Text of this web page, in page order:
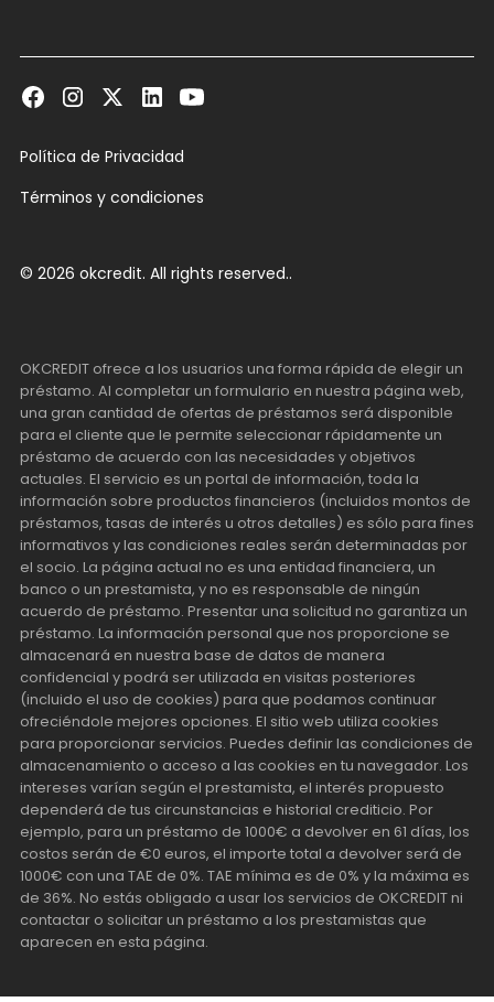
© 2026 okcredit. All rights reserved..
Política de Privacidad
Términos y condiciones
OKCREDIT ofrece a los usuarios una forma rápida de elegir un
préstamo. Al completar un formulario en nuestra página web,
una gran cantidad de ofertas de préstamos será disponible
para el cliente que le permite seleccionar rápidamente un
préstamo de acuerdo con las necesidades y objetivos
actuales. El servicio es un portal de información, toda la
información sobre productos financieros (incluidos montos de
préstamos, tasas de interés u otros detalles) es sólo para fines
informativos y las condiciones reales serán determinadas por
el socio. La página actual no es una entidad financiera, un
banco o un prestamista, y no es responsable de ningún
acuerdo de préstamo. Presentar una solicitud no garantiza un
préstamo. La información personal que nos proporcione se
almacenará en nuestra base de datos de manera
confidencial y podrá ser utilizada en visitas posteriores
(incluido el uso de cookies) para que podamos continuar
ofreciéndole mejores opciones. El sitio web utiliza cookies
para proporcionar servicios. Puedes definir las condiciones de
almacenamiento o acceso a las cookies en tu navegador. Los
intereses varían según el prestamista, el interés propuesto
dependerá de tus circunstancias e historial crediticio. Por
ejemplo, para un préstamo de 1000€ a devolver en 61 días, los
costos serán de €0 euros, el importe total a devolver será de
1000€ con una TAE de 0%. TAE mínima es de 0% y la máxima es
de 36%. No estás obligado a usar los servicios de OKCREDIT ni
contactar o solicitar un préstamo a los prestamistas que
aparecen en esta página.